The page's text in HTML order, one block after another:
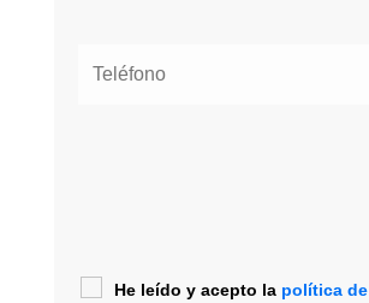
He leído y acepto la política de